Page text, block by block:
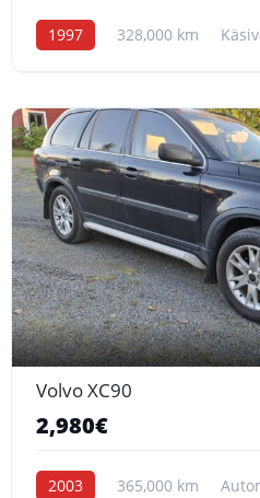
1997 328,000 km
Volvo XC90
2,980€
2003 365,000 km